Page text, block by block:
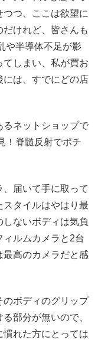
つ、ここは欲望に
けれど、皆さんも
や半導体不足が影
しまい、私が買お
には、すでにどの店
るネットショップで
！脊髄反射でポチ
届いて手に取って
スタイルはやはり最
ないボディは気負
ルムカメラと2台
最高のカメラだと感
のボディのグリップ
部分が無いので、
れた方にとっては